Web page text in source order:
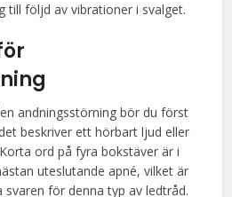
till följd av vibrationer i svalget.
andningsstörning bör du först
beskriver ett hörbart ljud eller
ord på fyra bokstäver är i
uteslutande apné, vilket är
för denna typ av ledtråd.